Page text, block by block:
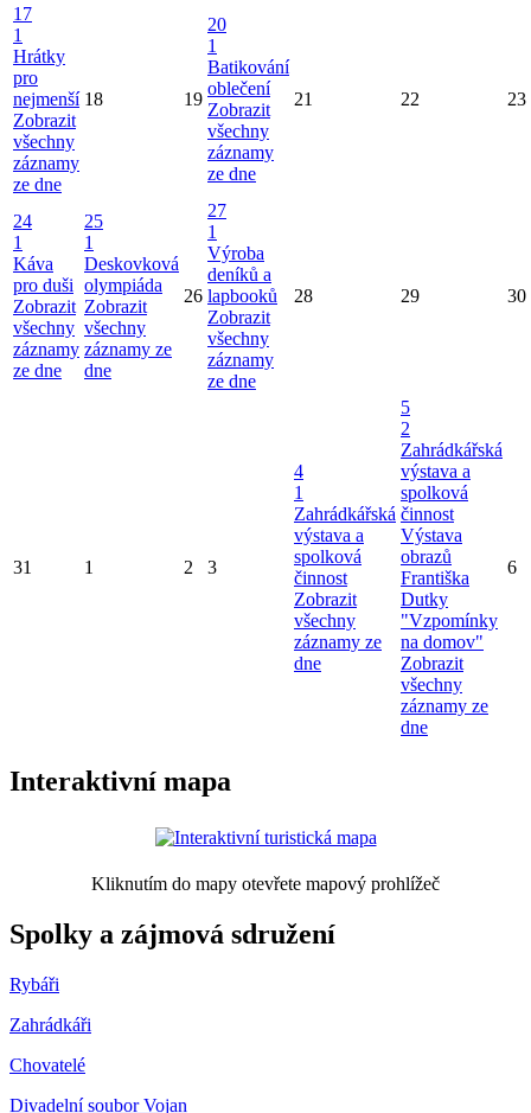
17
1
Hrátky
pro
nejmenší
Zobrazit
všechny
záznamy
ze dne
18 19
20
1
Batikování
oblečení
Zobrazit
všechny
záznamy
ze dne
21 22 23
24
1
Káva
pro duši
Zobrazit
všechny
záznamy
ze dne
25
1
Deskovková
olympiáda
Zobrazit
všechny
záznamy ze
dne
26
27
1
Výroba
deníků a
lapbooků
Zobrazit
všechny
záznamy
ze dne
28 29 30
31 1 2 3
4
1
Zahrádkářská
výstava a
spolková
činnost
Zobrazit
všechny
záznamy ze
dne
5
2
Zahrádkářská
výstava a
spolková
činnost
Výstava
obrazů
Františka
Dutky
"Vzpomínky
na domov"
Zobrazit
všechny
záznamy ze
dne
6
Interaktivní mapa
Kliknutím do mapy otevřete mapový prohlížeč
Spolky a zájmová sdružení
Rybáři
Zahrádkáři
Chovatelé
Divadelní soubor Vojan